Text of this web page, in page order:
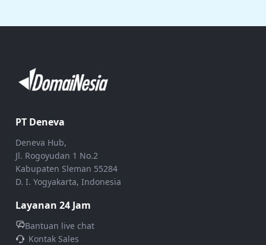
PT Deneva
Deneva Hub,
Jl. Rogoyudan 1 No.2
Kabupaten Sleman 55284
D. I. Yogyakarta, Indonesia
Layanan 24 Jam
Bantuan live chat
Kontak Sales